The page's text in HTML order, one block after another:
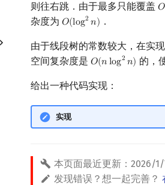
则往右跳．由于最多只能覆盖 𝑂
O
杂度为 𝑂(log2 𝑛)
O(log2 n) ．
由于线段树的常数较大，在实
空间复杂度是 𝑂(𝑛log2 𝑛)
O(nlog2n) 的，
给出一种代码实现：
实现
本页面最近更新： 2026/1/
发现错误？想一起完善？